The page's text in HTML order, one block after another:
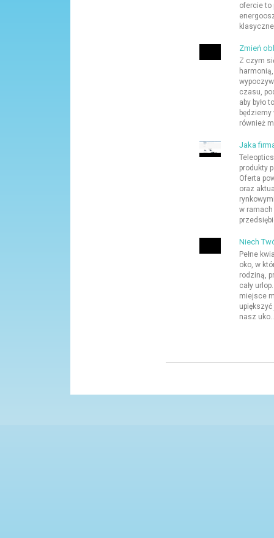
ofercie to
Zmień
Z czym
czasu,
aby było
będziemy
również
Jaka
produkty
Oferta
oraz
w
Niech
Pełne
oko, w
rodziną,
cały
miejsce
nasz